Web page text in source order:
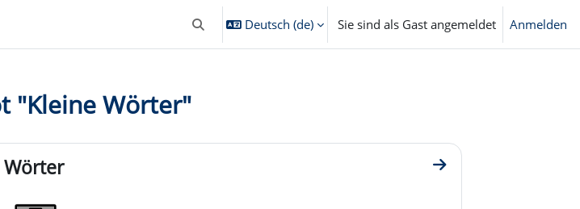
Sucheingabe umschalten
Deutsch ‎(de)‎ Sie sind als Gast angemeldet Anmelden
"Kleine Wörter"
Zum Abschnitt